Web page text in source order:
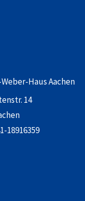
Haus Aachen
14
18916359